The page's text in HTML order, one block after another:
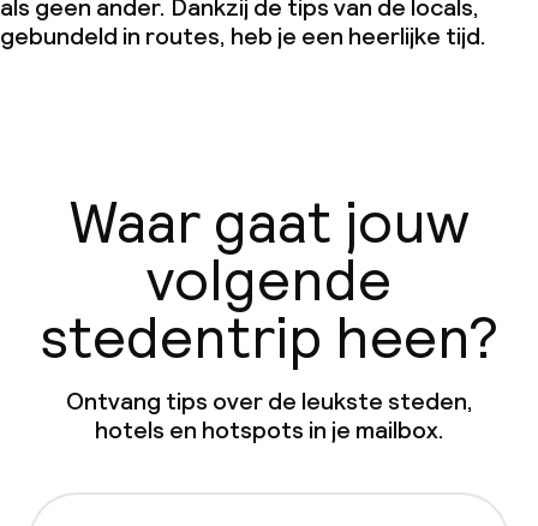
als geen ander. Dankzij de tips van de locals,
gebundeld in routes, heb je een heerlijke tijd.
Waar gaat jouw
volgende
stedentrip heen?
Ontvang tips over de leukste steden,
hotels en hotspots in je mailbox.